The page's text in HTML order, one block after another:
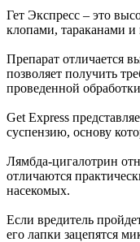
Гет Экспресс – это
клопами, тараканами
Препарат отличается
позволяет получить
проведенной
Get Express
суспензию, основу
Лямбда-цигалотрин
отличаются
насекомых.
Если вредитель
его лапки зацепятся